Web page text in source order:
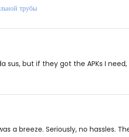
трубы
sus, but if they got the APKs I
a breeze. Seriously, no hassles.